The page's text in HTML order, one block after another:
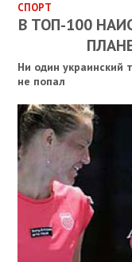
СПОРТ
В ТОП-100
Ни один украинский
не попал